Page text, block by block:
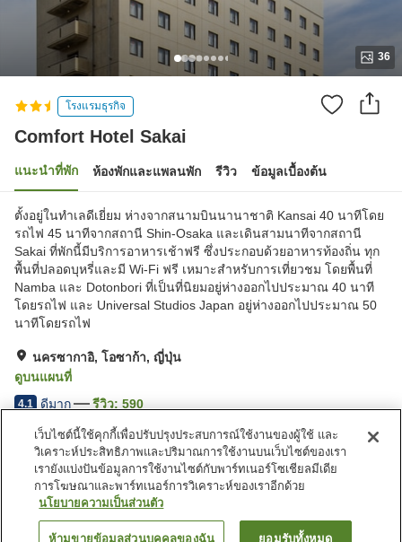
36
โรงแรมธุรกิจ
Comfort Hotel Sakai
แนะนำที่พัก ห้องพักและแพลนพัก รีวิว ข้อมูลเบื้องต้น
ตั้งอยู่ในทำเลดีเยี่ยม ห่างจากสนามบินนานาชาติ Kansai 40 นาทีโดย
รถไฟ 45 นาทีจากสถานี Shin-Osaka และเดินสามนาทีจากสถานี
Sakai ที่พักนี้มีบริการอาหารเช้าฟรี ซึ่งประกอบด้วยอาหารท้องถิ่น ทุก
พื้นที่ปลอดบุหรี่และมี Wi-Fi ฟรี เหมาะสำหรับการเที่ยวชม โดยพื้นที่
Namba และ Dotonbori ที่เป็นที่นิยมอยู่ห่างออกไปประมาณ 40 นาที
โดยรถไฟ และ Universal Studios Japan อยู่ห่างออกไปประมาณ 50
นาทีโดยรถไฟ
นครซากาอิ, โอซาก้า, ญี่ปุ่น
ดูบนแผนที่
4.1 ดีมาก รีวิว: 590
สิ่งอำนวยความสะดวกในที่พัก
บริการส่งสินค้า
บริการซักแห้ง
บริการโทรปลุก
เว็บไซต์นี้ใช้คุกกี้เพื่อปรับปรุงประสบการณ์ใช้งานของผู้ใช้ และ
วิเคราะห์ประสิทธิภาพและปริมาณการใช้งานบนเว็บไซต์ของเรา
เรายังแบ่งปันข้อมูลการใช้งานไซต์กับพาร์ทเนอร์โซเชียลมีเดีย
การโฆษณาและพาร์ทเนอร์การวิเคราะห์ของเราอีกด้วย
นโยบายความเป็นส่วนตัว
ห้ามขายข้อมูลส่วนบุคคลของฉัน ยอมรับทั้งหมด